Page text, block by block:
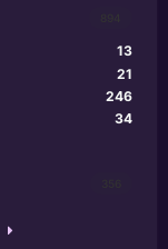
13
21
246
34